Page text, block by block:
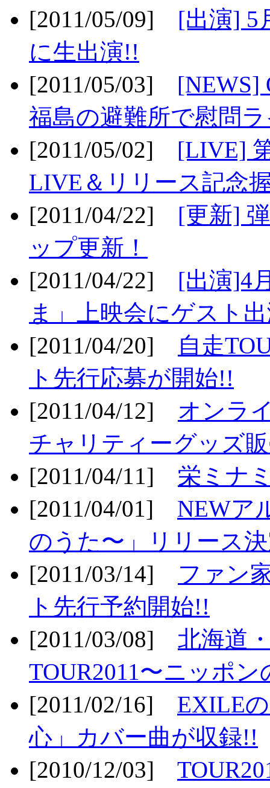
[2011/05/09] [出演] 5
に生出演!!
[2011/05/03] [NEWS]
福島の避難所で慰問
[2011/05/02] [LIVE]
LIVE＆リリース記念
[2011/04/22] [更新]
ップ更新！
[2011/04/22] [出演]4
ま」上映会にゲスト
[2011/04/20]
自走
ト先行応募が開始!!
[2011/04/12] オンラ
チャリティーグッズ
[2011/04/11] 栄ミナ
[2011/04/01] NEWア
のうた〜」リリース
[2011/03/14] ファン
ト先行予約開始!!
[2011/03/08] 北海道
TOUR2011〜ニッポ
[2011/02/16] EXILE
心」カバー曲が収録!!
[2010/12/03]